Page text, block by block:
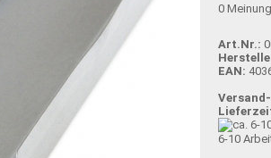
0
Art.Nr.:
EAN:
6-10